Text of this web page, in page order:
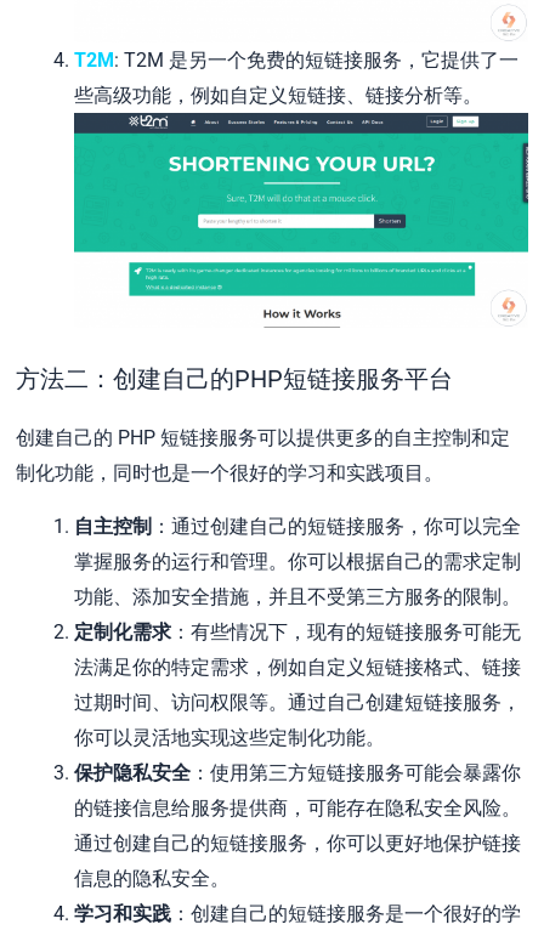
T2M: T2M 是另一个免费的短链接服务，它提供了一
些高级功能，例如自定义短链接、链接分析等。
方法二：创建自己的PHP短链接服务平台
创建自己的 PHP 短链接服务可以提供更多的自主控制和定
制化功能，同时也是一个很好的学习和实践项目。
自主控制 ：通过创建自己的短链接服务，你可以完全
掌握服务的运行和管理。你可以根据自己的需求定制
功能、添加安全措施，并且不受第三方服务的限制。
定制化需求 ：有些情况下，现有的短链接服务可能无
法满足你的特定需求，例如自定义短链接格式、链接
过期时间、访问权限等。通过自己创建短链接服务，
你可以灵活地实现这些定制化功能。
保护隐私安全 ：使用第三方短链接服务可能会暴露你
的链接信息给服务提供商，可能存在隐私安全风险。
通过创建自己的短链接服务，你可以更好地保护链接
信息的隐私安全。
学习和实践 ：创建自己的短链接服务是一个很好的学